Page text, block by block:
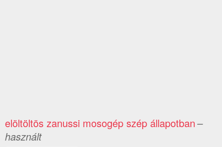
elöltöltös zanussi mosogép szép állapotban–
használt